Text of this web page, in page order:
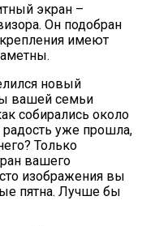
экран –
Он подобран
имеют
новый
вашей семьи
собирались около
радость уже прошла,
Только
вашего
изображения вы
пятна. Лучше бы